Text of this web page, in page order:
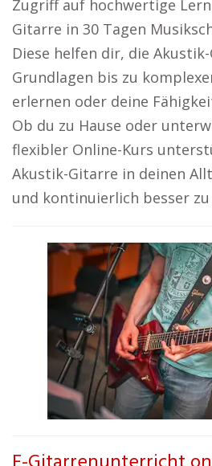
Zugriff auf hochwertige
Gitarre in 30 Tagen
Diese helfen dir, die
Grundlagen bis zu
erlernen oder deine
Ob du zu Hause oder
flexibler Online-Kurs
Akustik-Gitarre in deinen
und kontinuierlich besser zu